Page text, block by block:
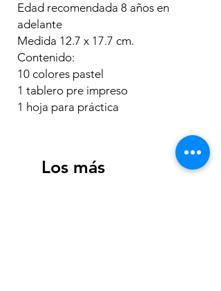
Edad recomendada 8 años en
adelante
Medida 12.7 x 17.7 cm.
Contenido:
10 colores pastel
1 tablero pre impreso
1 hoja para práctica
Los más